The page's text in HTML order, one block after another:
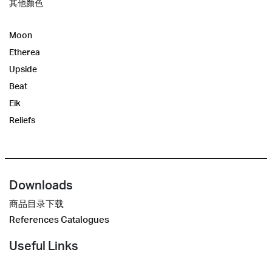
其他颜色
Moon
Etherea
Upside
Beat
Eik
Reliefs
Downloads
商品目录下载
References Catalogues
Useful Links